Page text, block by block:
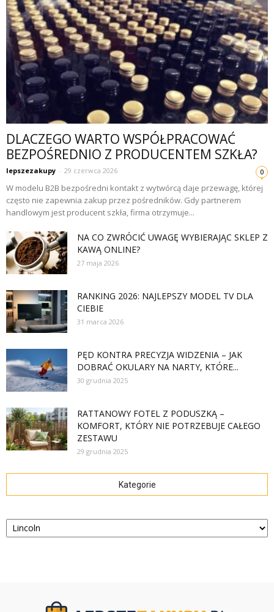
DLACZEGO WARTO WSPÓŁPRACOWAĆ
BEZPOŚREDNIO Z PRODUCENTEM SZKŁA?
lepszezakupy - 29 czerwca 2026 0
W modelu B2B bezpośredni kontakt z wytwórcą daje przewagę, której
często nie zapewnia zakup przez pośredników. Gdy partnerem
handlowym jest producent szkła, firma otrzymuje...
NA CO ZWRÓCIĆ UWAGĘ WYBIERAJĄC SKLEP Z
KAWĄ ONLINE?
27 maja 2026
RANKING 2026: NAJLEPSZY MODEL TV DLA
CIEBIE
31 marca 2026
PĘD KONTRA PRECYZJA WIDZENIA – JAK
DOBRAĆ OKULARY NA NARTY, KTÓRE...
30 grudnia 2025
RATTANOWY FOTEL Z PODUSZKĄ –
KOMFORT, KTÓRY NIE POTRZEBUJE CAŁEGO
ZESTAWU
29 grudnia 2025
Kategorie
Kategorie